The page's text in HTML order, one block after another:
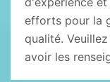
efforts pour la
qualité.
avoir les